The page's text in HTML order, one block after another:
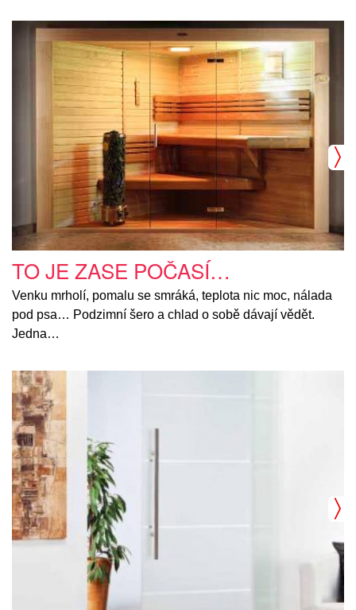
TO JE ZASE POČASÍ…
Venku mrholí, pomalu se smráká, teplota nic moc, nálada
pod psa… Podzimní šero a chlad o sobě dávají vědět.
Jedna…